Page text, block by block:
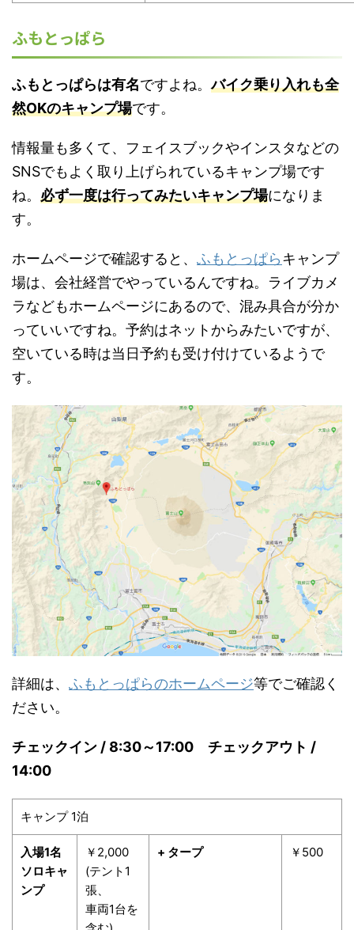
ふもとっぱら
ふもとっぱらは有名ですよね。バイク乗り入れも全
然OKのキャンプ場です。
情報量も多くて、フェイスブックやインスタなどの
SNSでもよく取り上げられているキャンプ場です
ね。 必ず一度は行ってみたいキャンプ場になりま
す。
ホームページで確認すると、 ふもとっぱらキャンプ
場は、会社経営でやっているんですね。ライブカメ
ラなどもホームページにあるので、混み具合が分か
っていいですね。予約はネットからみたいですが、
空いている時は当日予約も受け付けているようで
す。
詳細は、 ふもとっぱらのホームページ等でご確認く
ださい。
チェックイン / 8:30～17:00 チェックアウト /
14:00
キャンプ 1泊
入場1名
ソロキャ
ンプ
￥2,000
(テント1
張、
車両1台を
+ タープ ￥500